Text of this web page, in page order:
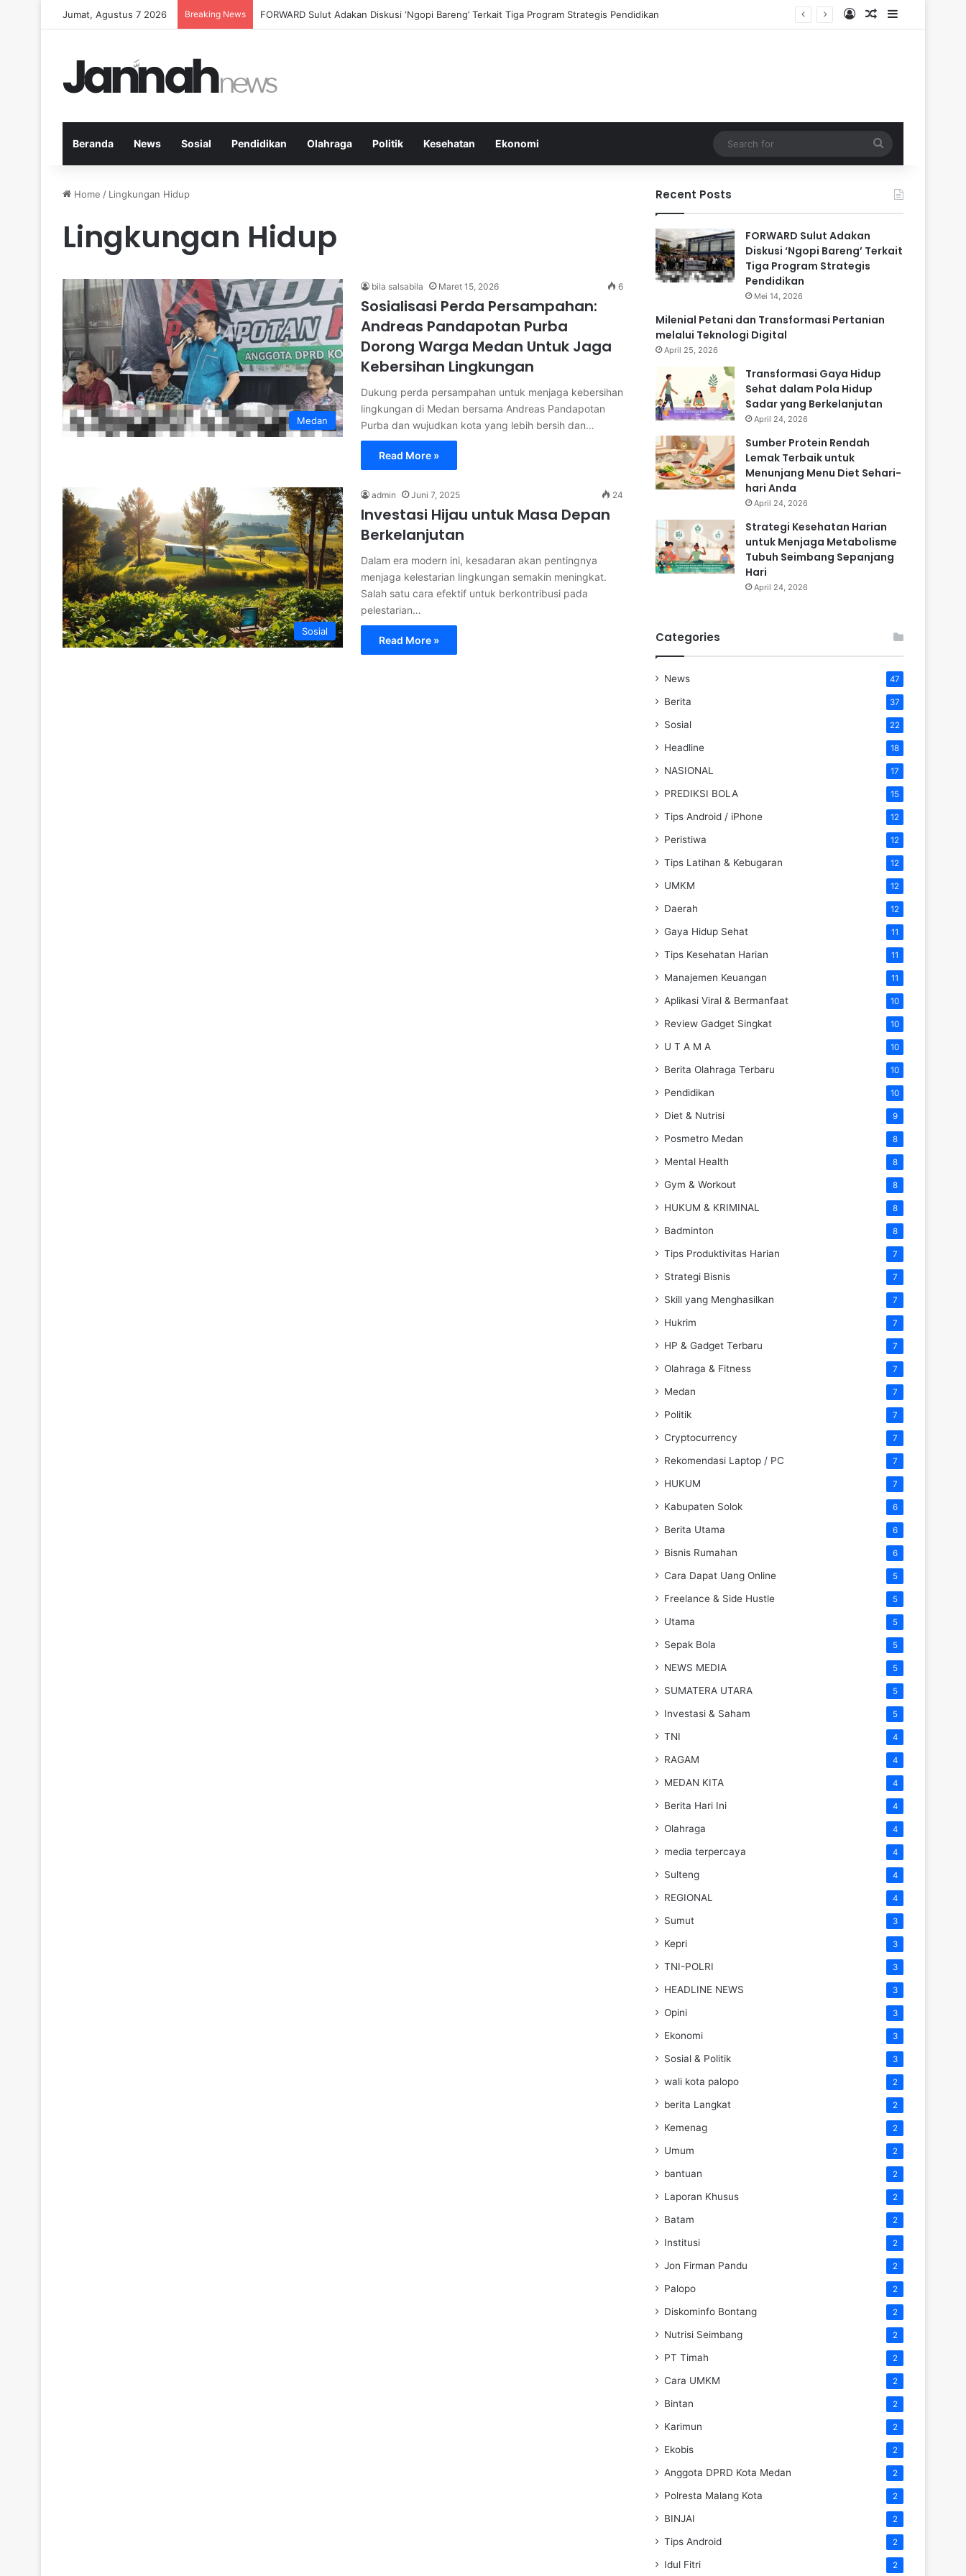
Jumat, Agustus 7 2026 Breaking News Milenial Petani dan Transformasi Pertanian melalui Teknologi Digital Log InRandom Article
Sidebar
Beranda News Sosial Pendidikan Olahraga Politik Kesehatan Ekonomi
for
Home / Lingkungan Hidup
Lingkungan Hidup
Medan
bila salsabila Maret 15, 2026 6
Sosialisasi Perda Persampahan:
Andreas Pandapotan Purba
Dorong Warga Medan Untuk Jaga
Kebersihan Lingkungan
Dukung perda persampahan untuk menjaga kebersihan
lingkungan di Medan bersama Andreas Pandapotan
Purba dan wujudkan kota yang lebih bersih dan…
Read More »
Sosial
admin Juni 7, 2025 24
Investasi Hijau untuk Masa Depan
Berkelanjutan
Dalam era modern ini, kesadaran akan pentingnya
menjaga kelestarian lingkungan semakin meningkat.
Salah satu cara efektif untuk berkontribusi pada
pelestarian…
Read More »
Recent Posts
FORWARD Sulut Adakan
Diskusi ‘Ngopi Bareng’ Terkait
Tiga Program Strategis
Pendidikan
Mei 14, 2026
Milenial Petani dan Transformasi Pertanian
melalui Teknologi Digital
April 25, 2026
Transformasi Gaya Hidup
Sehat dalam Pola Hidup
Sadar yang Berkelanjutan
April 24, 2026
Sumber Protein Rendah
Lemak Terbaik untuk
Menunjang Menu Diet Sehari-
hari Anda
April 24, 2026
Strategi Kesehatan Harian
untuk Menjaga Metabolisme
Tubuh Seimbang Sepanjang
Hari
April 24, 2026
Categories
News 47
Berita 37
Sosial 22
Headline 18
NASIONAL 17
PREDIKSI BOLA 15
Tips Android / iPhone 12
Peristiwa 12
Tips Latihan & Kebugaran 12
UMKM 12
Daerah 12
Gaya Hidup Sehat 11
Tips Kesehatan Harian 11
Manajemen Keuangan 11
Aplikasi Viral & Bermanfaat 10
Review Gadget Singkat 10
U T A M A 10
Berita Olahraga Terbaru 10
Pendidikan 10
Diet & Nutrisi 9
Posmetro Medan 8
Mental Health 8
Gym & Workout 8
HUKUM & KRIMINAL 8
Badminton 8
Tips Produktivitas Harian 7
Strategi Bisnis 7
Skill yang Menghasilkan 7
Hukrim 7
HP & Gadget Terbaru 7
Olahraga & Fitness 7
Medan 7
Politik 7
Cryptocurrency 7
Rekomendasi Laptop / PC 7
HUKUM 7
Kabupaten Solok 6
Berita Utama 6
Bisnis Rumahan 6
Cara Dapat Uang Online 5
Freelance & Side Hustle 5
Utama 5
Sepak Bola 5
NEWS MEDIA 5
SUMATERA UTARA 5
Investasi & Saham 5
TNI 4
RAGAM 4
MEDAN KITA 4
Berita Hari Ini 4
Olahraga 4
media terpercaya 4
Sulteng 4
REGIONAL 4
Sumut 3
Kepri 3
TNI-POLRI 3
HEADLINE NEWS 3
Opini 3
Ekonomi 3
Sosial & Politik 3
wali kota palopo 2
berita Langkat 2
Kemenag 2
Umum 2
bantuan 2
Laporan Khusus 2
Batam 2
Institusi 2
Jon Firman Pandu 2
Palopo 2
Diskominfo Bontang 2
Nutrisi Seimbang 2
PT Timah 2
Cara UMKM 2
Bintan 2
Karimun 2
Ekobis 2
Anggota DPRD Kota Medan 2
Polresta Malang Kota 2
BINJAI 2
Tips Android 2
Idul Fitri 2